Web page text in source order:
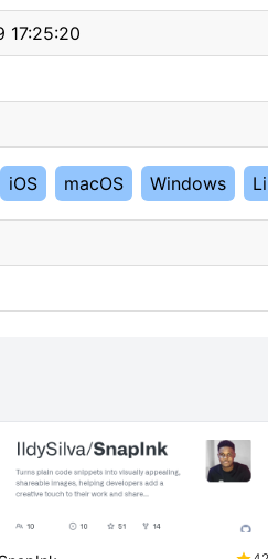
17:25:20
iOS macOS Windows